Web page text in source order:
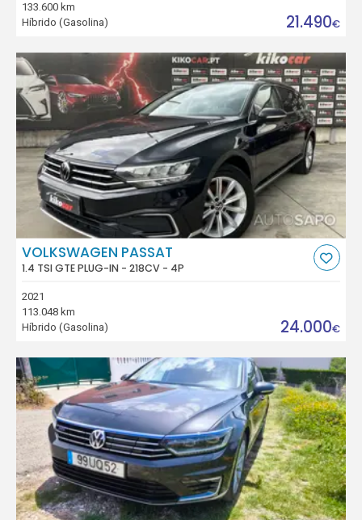
133.600 km
Híbrido (Gasolina)
21.490€
VOLKSWAGEN PASSAT
1.4 TSI GTE PLUG-IN - 218CV - 4P
2021
113.048 km
Híbrido (Gasolina)
24.000€